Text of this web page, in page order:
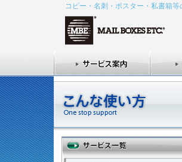
コピー・名刺・ポスター・私書箱